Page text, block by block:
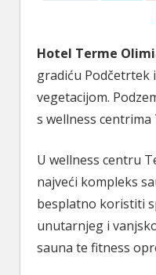
Hotel Terme
gradiću Podčetrtek
vegetacijom.
s wellness
U wellness centru
najveći kompleks
besplatno koristiti
unutarnjeg i
sauna te fitness